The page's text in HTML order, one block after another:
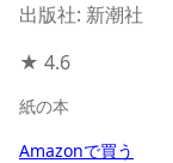
出版社: 新潮社
★ 4.6
紙の本
Amazonで買う